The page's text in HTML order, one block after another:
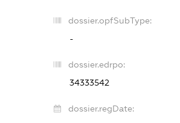
dossier.opfSubType:
-
dossier.edrpo:
34333542
dossier.regDate: